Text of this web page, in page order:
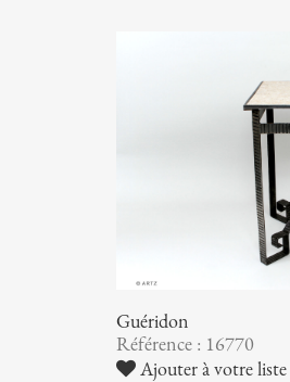
Guéridon
Référence : 16770
Ajouter à votre liste